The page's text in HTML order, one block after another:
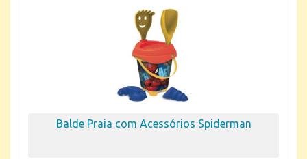
Balde Praia com Acessórios Spiderman